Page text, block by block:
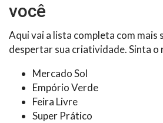
você
Aqui vai a lista completa com mais
despertar sua criatividade. Sinta o
Mercado Sol
Empório Verde
Feira Livre
Super Prático